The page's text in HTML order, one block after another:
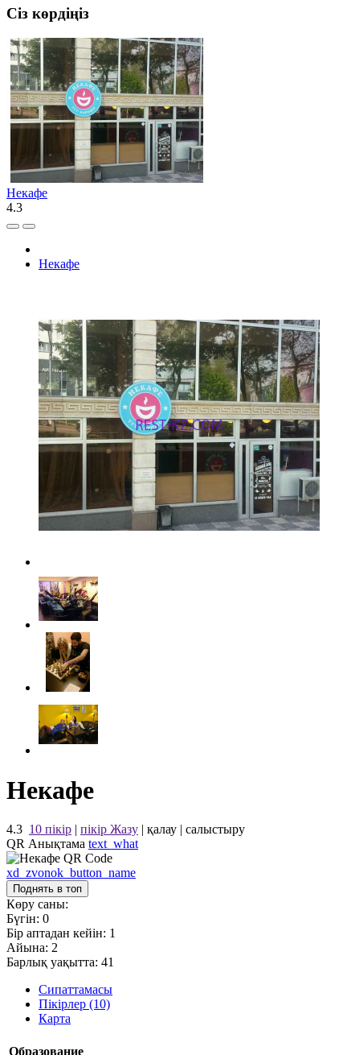
Сіз көрдіңіз
Некафе
4.3
Некафе
Некафе
4.3 10 пікір | пікір Жазу | қалау | салыстыру
QR Анықтама text_what
xd_zvonok_button_name
Поднять в топ
Көру саны:
Бүгін: 0
Бір аптадан кейін: 1
Айына: 2
Барлық уақытта: 41
Сипаттамасы
Пікірлер (10)
Карта
Образование